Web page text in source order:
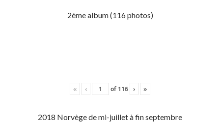
2ème album (116 photos)
« ‹ of 116 › »
2018 Norvège de mi-juillet à fin septembre